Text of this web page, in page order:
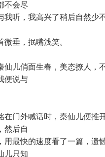
不会尽
我听，我高兴了稍后自然少
垂，抿嘴浅笑。
儿俏面生春，美态撩人，
便说与
门外喊话时，秦仙儿便推
然后自
用最快的速度看了一篇，遗
儿只知